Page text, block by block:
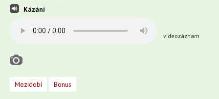
Kázání
videozáznam
Mezidobí Bonus